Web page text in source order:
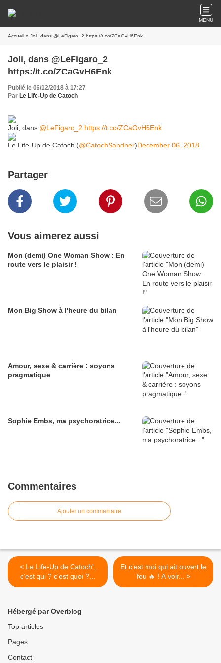
MENU
Accueil » Joli, dans @LeFigaro_2 https://t.co/ZCaGvH6Enk
Joli, dans @LeFigaro_2
https://t.co/ZCaGvH6Enk
Publié le 06/12/2018 à 17:27
Par Le Life-Up de Catoch
Joli, dans @LeFigaro_2 https://t.co/ZCaGvH6Enk
Le Life-Up de Catoch (@CatochSandner)December 06, 2018
Partager
Vous aimerez aussi
Mon (demi) One Woman Show : En
route vers le plaisir !
Mon Big Show à l'heure du bilan
Amour, sexe & carrière : soyons
pragmatique
Sophie Embs, ma psychoratrice...
Commentaires
Ajouter un commentaire
< Le Life-Up de Catoch',
c'est qui ? c'est quoi ?...
Et c’est moi qui ait ouvert le
feu 🔥 ! A voir... >
Hébergé par Overblog
Top articles
Pages
Contact